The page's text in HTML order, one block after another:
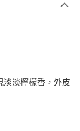
淡淡檸檬香，外皮